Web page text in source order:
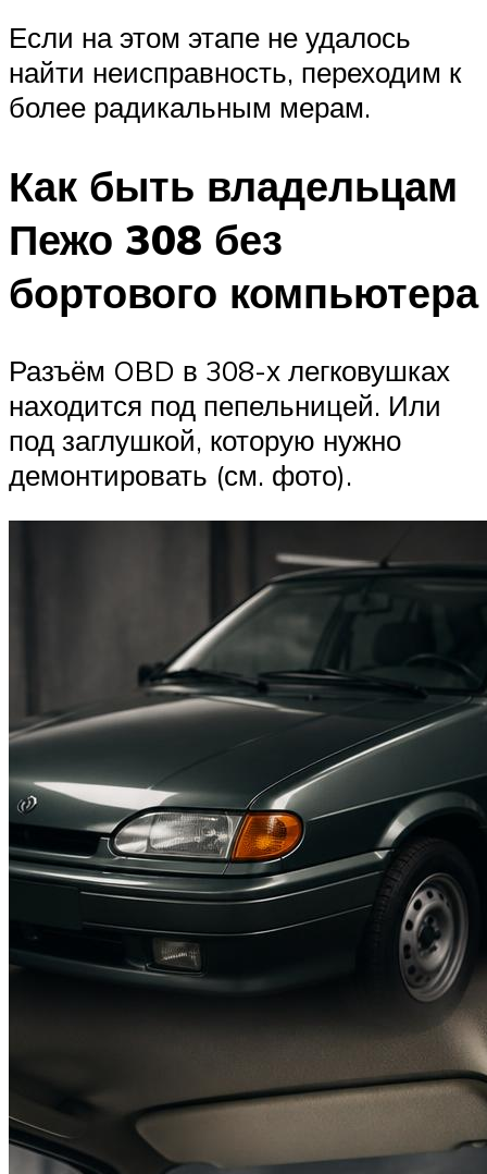
Если на этом этапе не удалось
найти неисправность, переходим к
более радикальным мерам.
Как быть владельцам
Пежо 308 без
бортового компьютера
Разъём OBD в 308-х легковушках
находится под пепельницей. Или
под заглушкой, которую нужно
демонтировать (см. фото).